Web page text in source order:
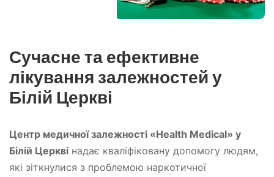
Сучасне та ефективне
лікування залежностей у
Білій Церкві
Центр медичної залежності «Health Medical» у
Білій Церкві надає кваліфіковану допомогу людям,
які зіткнулися з проблемою наркотичної